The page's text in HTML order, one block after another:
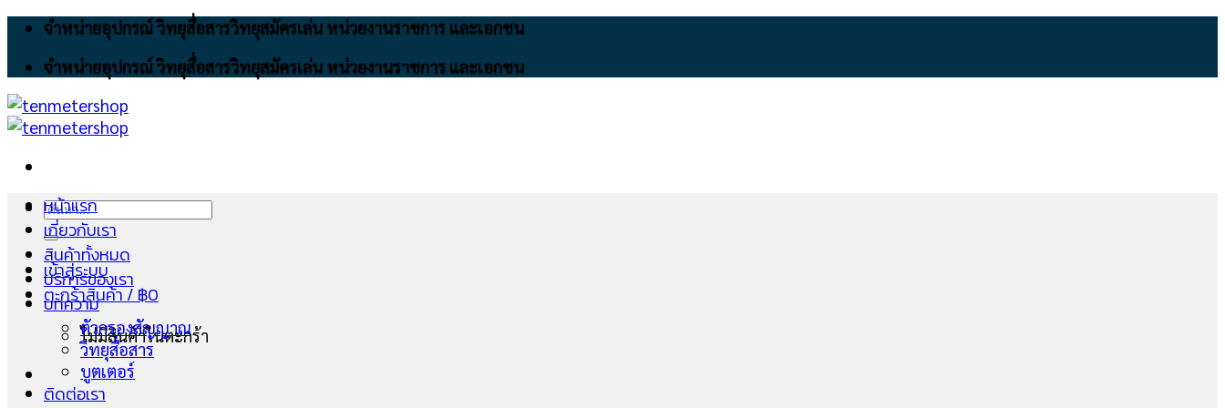
Skip
content
จำหน่ายอุปกรณ์ วิทยุสื่อสารวิทยุสมัครเล่น หน่วยงานราชการ และเอกชน
จำหน่ายอุปกรณ์ วิทยุสื่อสารวิทยุสมัครเล่น หน่วยงานราชการ และเอกชน
ค้นหา:
เข้าสู่ระบบ
ตะกร้าสินค้า /฿0
ไม่มีสินค้าในตะกร้า
หน้าแรก
เกี่ยวกับเรา
สินค้าทั้งหมด
บริการของเรา
บทความ
ตัวกรองสัญญาณ
วิทยุสื่อสาร
บูตเตอร์
ติดต่อเรา